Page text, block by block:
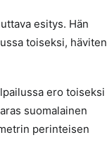
esitys. Hän
toiseksi, häviten
ero toiseksi
suomalainen
perinteisen